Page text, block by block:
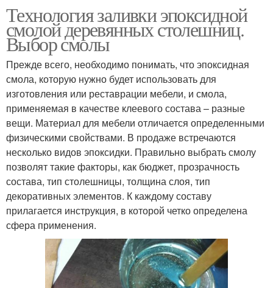
Технология заливки эпоксидной
смолой деревянных столешниц.
Выбор смолы
Прежде всего, необходимо понимать, что эпоксидная
смола, которую нужно будет использовать для
изготовления или реставрации мебели, и смола,
применяемая в качестве клеевого состава – разные
вещи. Материал для мебели отличается определенными
физическими свойствами. В продаже встречаются
несколько видов эпоксидки. Правильно выбрать смолу
позволят такие факторы, как бюджет, прозрачность
состава, тип столешницы, толщина слоя, тип
декоративных элементов. К каждому составу
прилагается инструкция, в которой четко определена
сфера применения.